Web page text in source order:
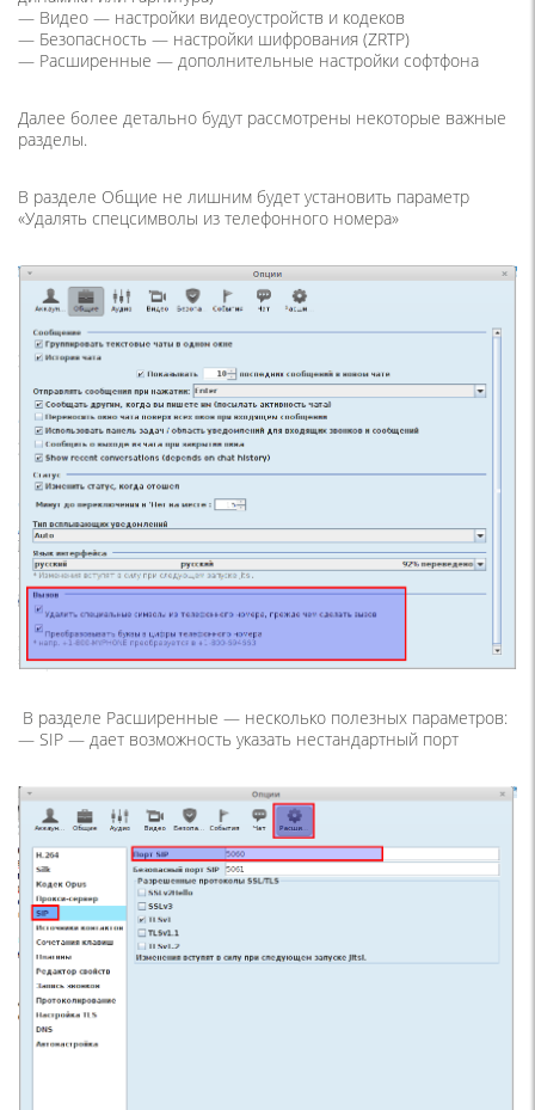
— Видео — настройки видеоустройств и кодеков
— Безопасность — настройки шифрования (ZRTP)
— Расширенные — дополнительные настройки софтфона
Далее более детально будут рассмотрены некоторые важные
разделы.
В разделе Общие не лишним будет установить параметр
«Удалять спецсимволы из телефонного номера»
В разделе Расширенные — несколько полезных параметров:
— SIP — дает возможность указать нестандартный порт